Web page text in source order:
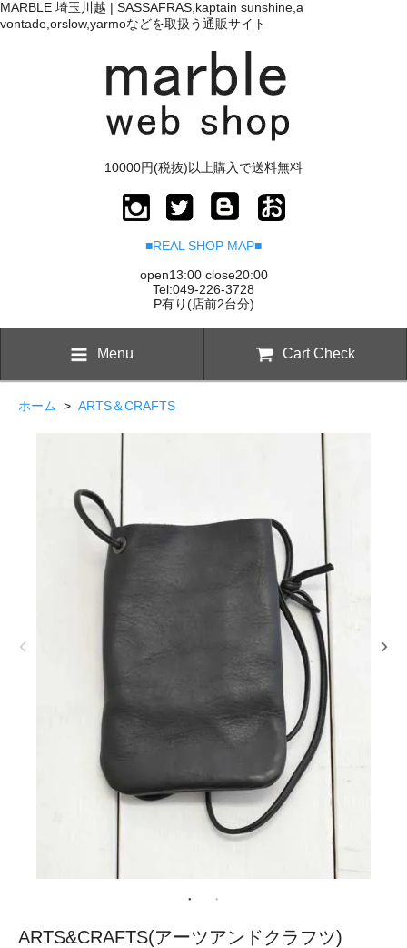
MARBLE 埼玉川越 | SASSAFRAS,kaptain sunshine,a
vontade,orslow,yarmoなどを取扱う通販サイト
10000円(税抜)以上購入で送料無料
■REAL SHOP MAP■
open13:00 close20:00
Tel:049-226-3728
P有り(店前2台分)
Menu Cart Check
ホーム > ARTS＆CRAFTS
ARTS&CRAFTS(アーツアンドクラフツ)